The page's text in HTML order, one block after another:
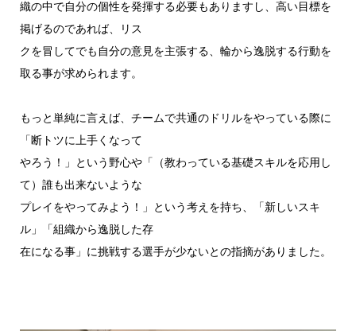
織の中で自分の個性を発揮する必要もありますし、高い目標を
掲げるのであれば、リス
クを冒してでも自分の意見を主張する、輪から逸脱する行動を
取る事が求められます。
もっと単純に言えば、チームで共通のドリルをやっている際に
「断トツに上手くなって
やろう！」という野心や「（教わっている基礎スキルを応用し
て）誰も出来ないような
プレイをやってみよう！」という考えを持ち、「新しいスキ
ル」「組織から逸脱した存
在になる事」に挑戦する選手が少ないとの指摘がありました。